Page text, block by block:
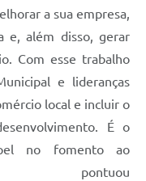
a sua empresa,
e, além disso, gerar
Com esse trabalho
e lideranças
local e incluir o
É o
no fomento ao
pontuou